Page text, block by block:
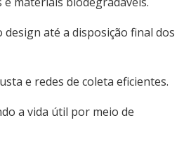
design até a disposição final dos
e redes de coleta eficientes.
a vida útil por meio de